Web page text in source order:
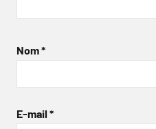
Nom*
E-mail *